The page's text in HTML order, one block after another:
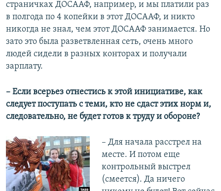
страничках ДОСААФ, например, и мы платили раз
в полгода по 4 копейки в этот ДОСААФ, и никто
никогда не знал, чем этот ДОСААФ занимается. Но
зато это была разветвленная сеть, очень много
людей сидели в разных конторах и получали
зарплату.
– Если всерьез отнестись к этой инициативе, как
следует поступать с теми, кто не сдаст этих норм и,
следовательно, не будет готов к труду и обороне?
– Для начала расстрел на
месте. И потом еще
контрольный выстрел
(смеется). Да ничего